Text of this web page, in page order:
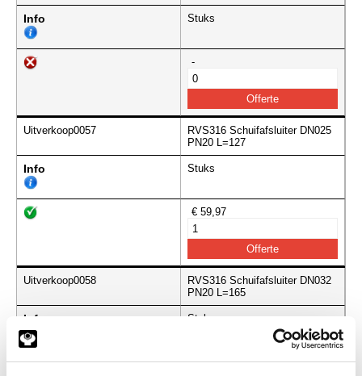
Info Stuks
-
Uitverkoop0057
RVS316 Schuifafsluiter DN025
PN20 L=127
Info Stuks
€ 59,97
Uitverkoop0058
RVS316 Schuifafsluiter DN032
PN20 L=165
Info Stuks
€ 64,97